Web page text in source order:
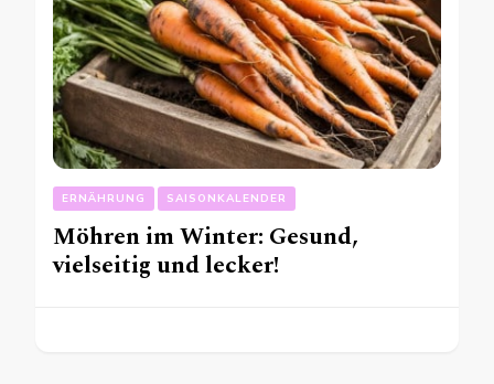
ERNÄHRUNG SAISONKALENDER
Möhren im Winter: Gesund,
vielseitig und lecker!